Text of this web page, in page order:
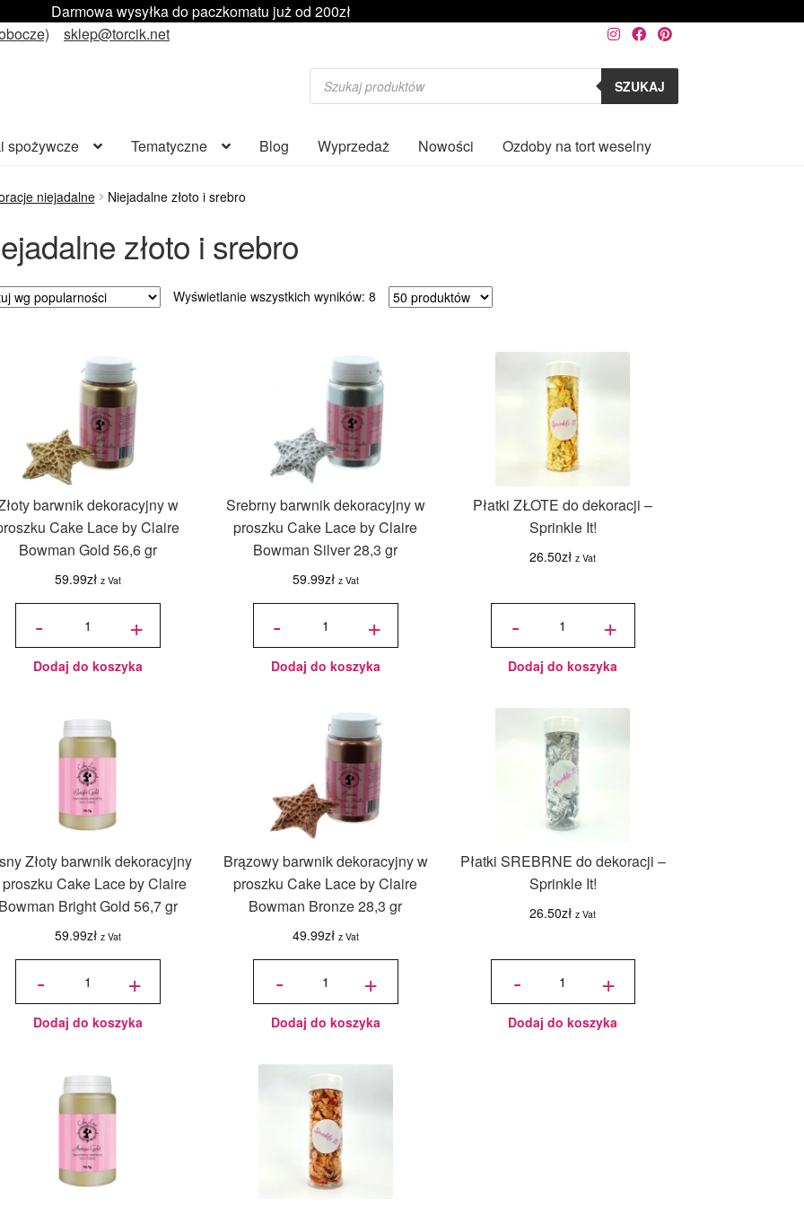
Darmowa wysyłka do paczkomatu już od 200zł
sklep@torcik.net
Wyszukiwarka
produktów SZUKAJ
spożywcze Tematyczne Blog Wyprzedaż Nowości Ozdoby na tort weselny
niejadalne Niejadalne złoto i srebro
złoto i srebro
Wyświetlanie wszystkich wyników: 8Posortowane
barwnik dekoracyjny w
Cake Lace by Claire
Bowman Gold 56,6 gr
59.99zł z Vat
-
ilość Złoty
w proszku
Cake Lace
Bowman
Gold 56,6
+
Dodaj do koszyka
Srebrny barwnik dekoracyjny w
proszku Cake Lace by Claire
Bowman Silver 28,3 gr
59.99zł z Vat
-
ilość
dekoracyjny
w proszku
by Claire
Bowman
gr
+
Dodaj do koszyka
Płatki ZŁOTE do dekoracji –
Sprinkle It!
26.50zł z Vat
-
ilość
do
dekoracji
Sprinkle
It!
+
Dodaj do koszyka
Złoty barwnik dekoracyjny
Cake Lace by Claire
Bright Gold 56,7 gr
59.99zł z Vat
-
ilość Jasny
dekoracyjny
w proszku
by Claire
Bowman
56,7 gr
+
Dodaj do koszyka
Brązowy barwnik dekoracyjny w
proszku Cake Lace by Claire
Bowman Bronze 28,3 gr
49.99zł z Vat
-
ilość
dekoracyjny
w proszku
by Claire
Bowman
28,3 gr
+
Dodaj do koszyka
Płatki SREBRNE do dekoracji –
Sprinkle It!
26.50zł z Vat
-
ilość
do
dekoracji -
It! +
Dodaj do koszyka